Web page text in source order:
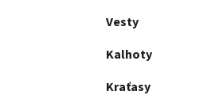
Vesty
Kalhoty
Kraťasy